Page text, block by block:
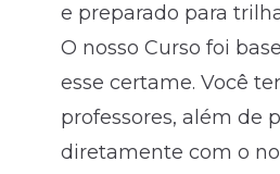
e preparado para
O nosso Curso foi
esse certame. Você
professores, além de
diretamente com o